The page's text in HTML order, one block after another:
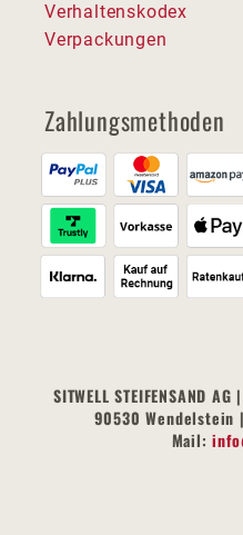
Verhaltenskodex
Verpackungen
Zahlungsmethoden
SITWELL STEIFENSAND
90530 Wendelstein
Mail: